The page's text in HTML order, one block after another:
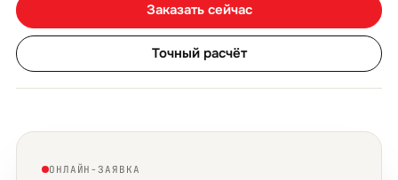
Заказать сейчас
Точный расчёт
ОНЛАЙН-ЗАЯВКА